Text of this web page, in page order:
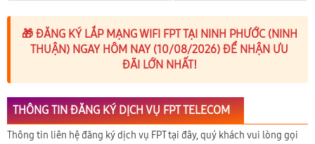
🎁 ĐĂNG KÝ LẮP MẠNG WIFI FPT TẠI NINH PHƯỚC (NINH
THUẬN) NGAY HÔM NAY (10/08/2026) ĐỂ NHẬN ƯU
ĐÃI LỚN NHẤT!
THÔNG TIN ĐĂNG KÝ DỊCH VỤ FPT TELECOM
Thông tin liên hệ đăng ký dịch vụ FPT tại đây, quý khách vui lòng gọi